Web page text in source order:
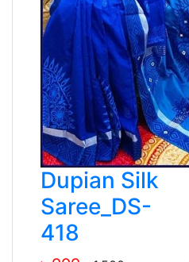
Dupian Silk
Saree_DS-
418